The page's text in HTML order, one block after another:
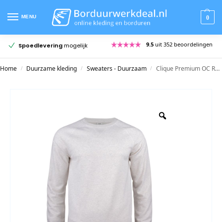
MENU 0
Meer dan20 jaar ervaring Gratis pasmodellen
Home / Duurzame kleding / Sweaters - Duurzaam / Clique Premium OC Roundneck Heren